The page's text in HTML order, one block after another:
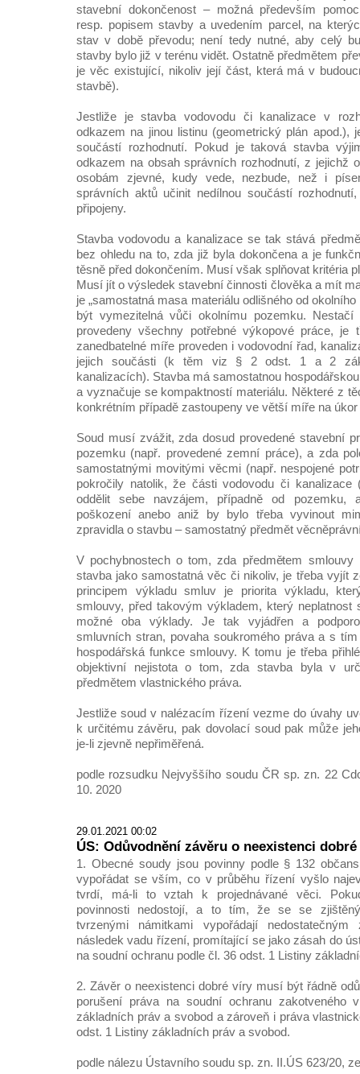
stavební dokončenost – možná především
resp. popisem stavby a uvedením parcel, na
stav v době převodu; není tedy nutné, aby celý
stavby bylo již v terénu vidět. Ostatně předmětem
je věc existující, nikoliv její část, která má v
stavbě).
Jestliže je stavba vodovodu či kanalizace v
odkazem na jinou listinu (geometrický plán apod.),
součástí rozhodnutí. Pokud je taková stavba
odkazem na obsah správních rozhodnutí, z jejichž
osobám zjevné, kudy vede, nezbude, než i
správních aktů učinit nedílnou součástí
připojeny.
Stavba vodovodu a kanalizace se tak stává
bez ohledu na to, zda již byla dokončena a je
těsně před dokončením. Musí však splňovat kritéria
Musí jít o výsledek stavební činnosti člověka a mít
je „samostatná masa materiálu odlišného od
být vymezitelná vůči okolnímu pozemku.
provedeny všechny potřebné výkopové práce,
zanedbatelné míře proveden i vodovodní řad,
jejich součásti (k těm viz § 2 odst. 1 a 2
kanalizacích). Stavba má samostatnou
a vyznačuje se kompaktností materiálu. Některé z
konkrétním případě zastoupeny ve větší míře na
Soud musí zvážit, zda dosud provedené stavební
pozemku (např. provedené zemní práce), a zda
samostatnými movitými věcmi (např. nespojené
pokročily natolik, že části vodovodu či kanalizace
oddělit sebe navzájem, případně od
poškození anebo aniž by bylo třeba vyvinout
zpravidla o stavbu – samostatný předmět
V pochybnostech o tom, zda předmětem
stavba jako samostatná věc či nikoliv, je třeba vyjít
principem výkladu smluv je priorita výkladu,
smlouvy, před takovým výkladem, který neplatnost
možné oba výklady. Je tak vyjádřen a
smluvních stran, povaha soukromého práva a s
hospodářská funkce smlouvy. K tomu je třeba
objektivní nejistota o tom, zda stavba byla v
předmětem vlastnického práva.
Jestliže soud v nalézacím řízení vezme do úvahy
k určitému závěru, pak dovolací soud pak může
je-li zjevně nepřiměřená.
podle rozsudku Nejvyššího soudu ČR sp. zn. 22
10. 2020
29.01.2021 00:02
ÚS: Odůvodnění závěru o neexistenci
1. Obecné soudy jsou povinny podle § 132
vypořádat se vším, co v průběhu řízení vyšlo
tvrdí, má-li to vztah k projednávané věci.
povinnosti nedostojí, a to tím, že se se
tvrzenými námitkami vypořádají
následek vadu řízení, promítající se jako zásah do
na soudní ochranu podle čl. 36 odst. 1 Listiny
2. Závěr o neexistenci dobré víry musí být řádně
porušení práva na soudní ochranu
základních práv a svobod a zároveň i práva
odst. 1 Listiny základních práv a svobod.
podle nálezu Ústavního soudu sp. zn. II.ÚS 623/20,